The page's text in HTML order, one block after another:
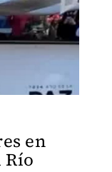
en
Río